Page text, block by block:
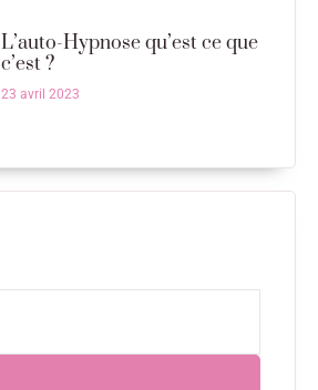
L’auto-Hypnose qu’est ce que
c’est ?
23 avril 2023